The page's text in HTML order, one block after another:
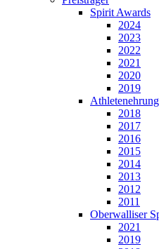
Spirit Awards
2024
2023
2022
2021
2020
2019
2018
2017
2016
2015
2014
2013
2012
2011
Oberwalliser
2021
2019